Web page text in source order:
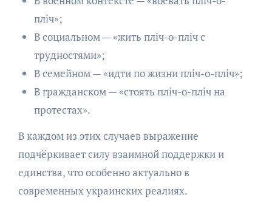
пліч»;
В социальном — «жить пліч-о-пліч с
трудностями»;
В семейном — «идти по жизни пліч-о-пліч»;
В гражданском — «стоять пліч-о-пліч на
протестах».
В каждом из этих случаев выражение
подчёркивает силу взаимной поддержки и
единства, что особенно актуально в
современных украинских реалиях.